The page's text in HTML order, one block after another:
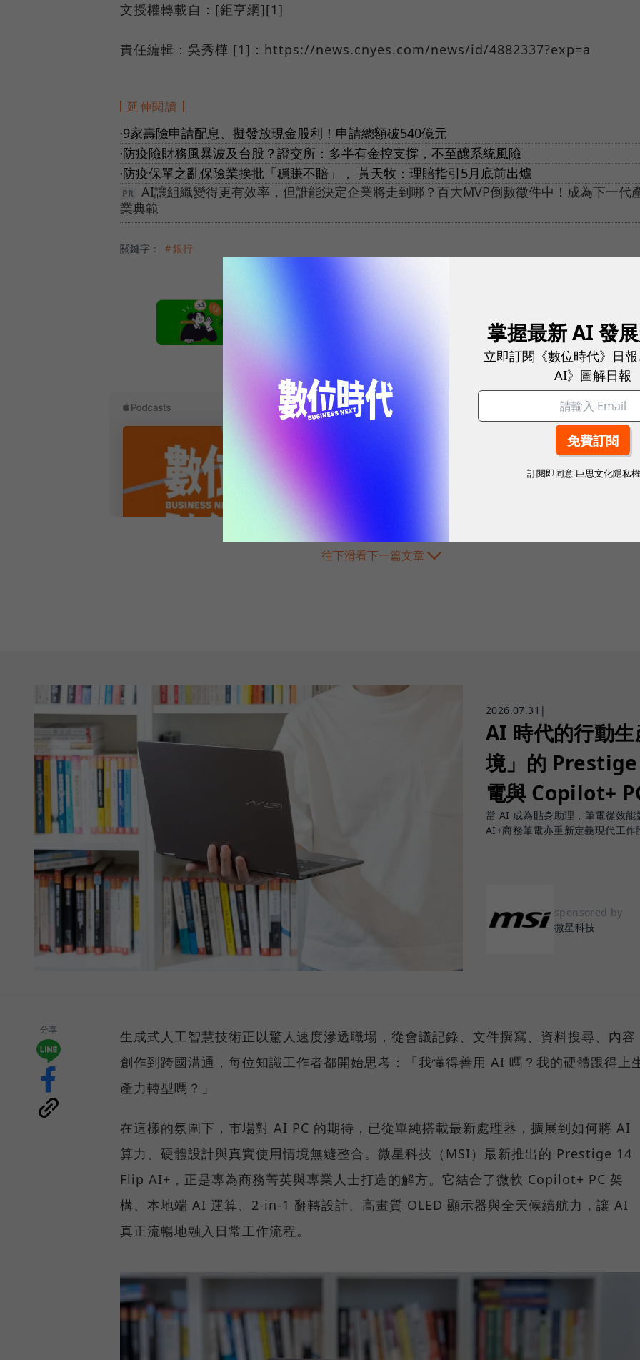
文授權轉載自：[鉅亨網][1]
責任編輯：吳秀樺 [1]：https://news.cnyes.com/news/id/4882337?exp=a
延伸閱讀
● 9家壽險申請配息、擬發放現金股利！申請總額破540億元
● 防疫險財務風暴波及台股？證交所：多半有金控支撐，不至釀系統風險
● 防疫保單之亂保險業挨批「穩賺不賠」， 黃天牧：理賠指引5月底前出爐
AI讓組織變得更有效率，但誰能決定企業將走到哪？百大MVP倒數徵件中！成為下一代
業典範
關鍵字： ＃銀行
往下滑看下一篇文章
2026.07.31 |
AI 時代的行動
境」的
電與 Copilot+
當 AI 成為貼身助理，筆電從效
AI+商務筆電亦重新定義現代工作
sponsored by
微星科技
分享
生成式人工智慧技術正以驚人速度滲透職場，從會議記錄、文件撰寫、資料搜尋、內容
創作到跨國溝通，每位知識工作者都開始思考：「我懂得善用 AI 嗎？我的硬體跟得上
產力轉型嗎？」
在這樣的氛圍下，市場對 AI PC 的期待，已從單純搭載最新處理器，擴展到如何將 AI
算力、硬體設計與真實使用情境無縫整合。微星科技（MSI）最新推出的 Prestige 14
Flip AI+，正是專為商務菁英與專業人士打造的解方。它結合了微軟 Copilot+ PC 架
構、本地端 AI 運算、2-in-1 翻轉設計、高畫質 OLED 顯示器與全天候續航力，讓 AI
真正流暢地融入日常工作流程。
掌握最新 AI 發
立即訂閱《數位時代》日
AI》圖解日報
訂閱即同意 巨思文化隱私